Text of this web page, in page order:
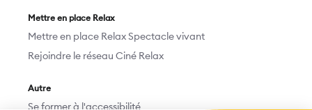
Mettre en place Relax
Mettre en place Relax Spectacle vivant
Rejoindre le réseau Ciné Relax
Autre
Se former à l'accessibilité